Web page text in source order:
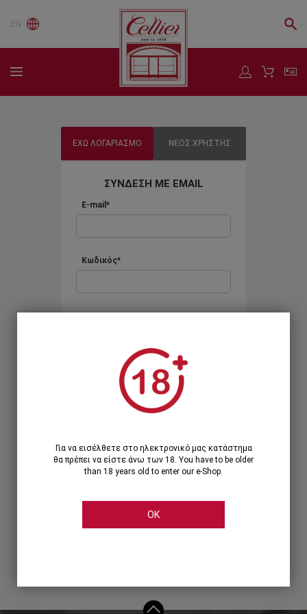
EN
ΕΧΩ ΛΟΓΑΡΙΑΣΜΟ ΝΕΟΣ ΧΡΗΣΤΗΣ
ΣΥΝΔΕΣΗ ΜΕ EMAIL
E-mail*
Κωδικός*
Ξεχάσατε τον κωδικό;
Ή
ΣΥΝΔΕΣΗ ΜΕ ...
Για να εισέλθετε στο ηλεκτρονικό μας κατάστημα
θα πρέπει να είστε άνω των 18. You have to be older
than 18 years old to enter our e-Shop.
OK